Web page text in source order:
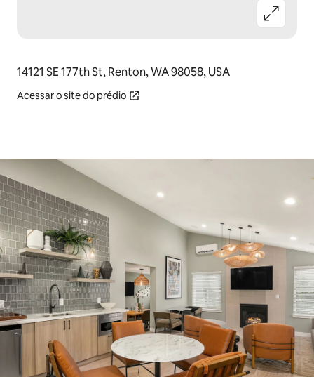
14121 SE 177th St, Renton, WA 98058, USA
Acessar o site do prédio